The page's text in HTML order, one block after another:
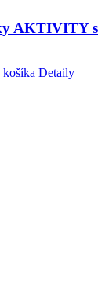
AKTIVITY
Detaily